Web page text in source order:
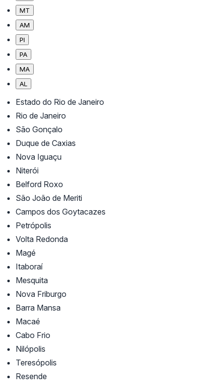
MT
AM
PI
PA
MA
AL
Estado do Rio de Janeiro
Rio de Janeiro
São Gonçalo
Duque de Caxias
Nova Iguaçu
Niterói
Belford Roxo
São João de Meriti
Campos dos Goytacazes
Petrópolis
Volta Redonda
Magé
Itaboraí
Mesquita
Nova Friburgo
Barra Mansa
Macaé
Cabo Frio
Nilópolis
Teresópolis
Resende